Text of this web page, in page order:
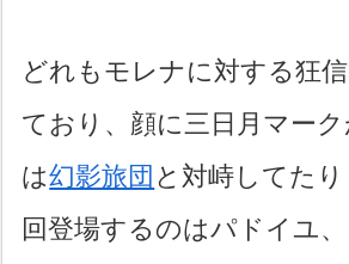
どれもモレナに対する狂
ており、顔に三日月マー
は幻影旅団 と対峙してた
回登場するのはパドイユ、